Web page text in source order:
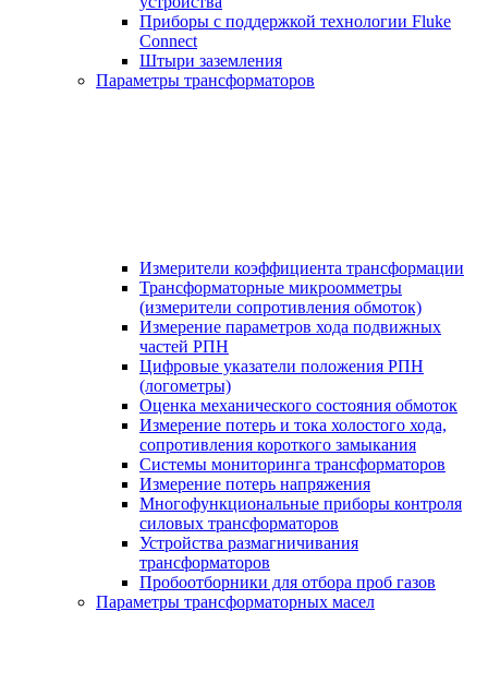
Приборы с поддержкой технологии Fluke
Connect
Штыри заземления
Параметры трансформаторов
Измерители коэффициента трансформации
Трансформаторные микроомметры
(измерители сопротивления обмоток)
Измерение параметров хода подвижных
частей РПН
Цифровые указатели положения РПН
(логометры)
Оценка механического состояния обмоток
Измерение потерь и тока холостого хода,
сопротивления короткого замыкания
Системы мониторинга трансформаторов
Измерение потерь напряжения
Многофункциональные приборы контроля
силовых трансформаторов
Устройства размагничивания
трансформаторов
Пробоотборники для отбора проб газов
Параметры трансформаторных масел